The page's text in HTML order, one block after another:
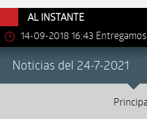
AL INSTANTE
14-09-2018 16:43
Noticias del 24-7-2021